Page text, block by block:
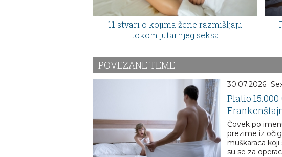
11 stvari o kojima žene razmišljaju
tokom jutarnjeg seksa
POVEZANE TEME
30.07.2026
Platio
Čovek po
prezime iz
muškaraca
su se za